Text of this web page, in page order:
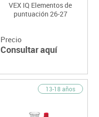
VEX IQ Elementos de
puntuación 26-27
Precio
Consultar aquí
13-18 años